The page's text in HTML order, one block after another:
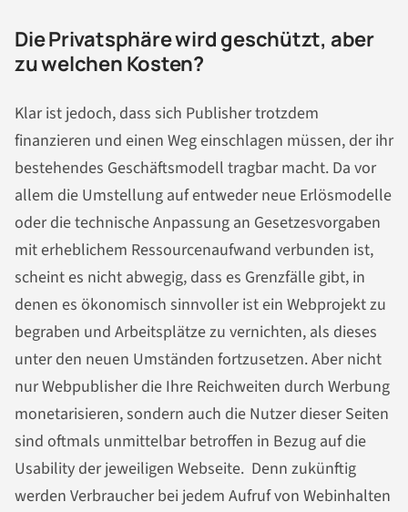
Die Privatsphäre wird geschützt, aber
zu welchen Kosten?
Klar ist jedoch, dass sich Publisher trotzdem
finanzieren und einen Weg einschlagen müssen, der ihr
bestehendes Geschäftsmodell tragbar macht. Da vor
allem die Umstellung auf entweder neue Erlösmodelle
oder die technische Anpassung an Gesetzesvorgaben
mit erheblichem Ressourcenaufwand verbunden ist,
scheint es nicht abwegig, dass es Grenzfälle gibt, in
denen es ökonomisch sinnvoller ist ein Webprojekt zu
begraben und Arbeitsplätze zu vernichten, als dieses
unter den neuen Umständen fortzusetzen. Aber nicht
nur Webpublisher die Ihre Reichweiten durch Werbung
monetarisieren, sondern auch die Nutzer dieser Seiten
sind oftmals unmittelbar betroffen in Bezug auf die
Usability der jeweiligen Webseite. Denn zukünftig
werden Verbraucher bei jedem Aufruf von Webinhalten